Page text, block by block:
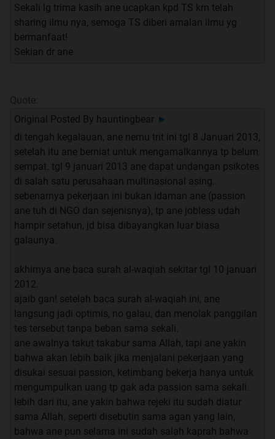
Sekali lg trima kasih ane ucapkan kpd TS krn telah
sharing ilmu nya, semoga TS diberi amalan ilmu yg
bermanfaat!
Sekian dr ane
Quote:
Original Posted By hauntingbear ►
di tengah kegalauan, ane nemu trit ini tgl 8 Januari 2013,
setelah itu ane berniat untuk mengamalkannya tp belum
sempat. tgl 9 januari 2013 ane dapat undangan psikotes
di salah satu perusahaan multinasional asing..
sebenarnya pekerjaan ini bukan idaman ane (passion
ane tuh di NGO dan sejenisnya), tp ane jobless udah
hampir setahun, jd bisa dibayangkan luar biasa
galaunya.
akhirnya ane baca surah al-waqiah sekitar tgl 10 januari
2012.
ajaib gan! setelah baca surah al-waqiah ini, ane
langsung jadi optimis, no galau, dan menolak panggilan
tes tersebut tanpa beban sama sekali.
ane awalnya takut takabur sama Allah, tapi ane yakin
bahwa akan lebih baik jika menjalani pekerjaan yang
disukai sesuai passion, ketimbang bekerja hanya untuk
mengumpulkan uang tp gak ada passion sama sekali.
lebih dari itu, ane yakin bahwa rejeki itu sudah diatur
sama Allah. seperti disebutin sama agan yang lain,
bahwa ane pun selama ini sudah salah kaprah bahwa